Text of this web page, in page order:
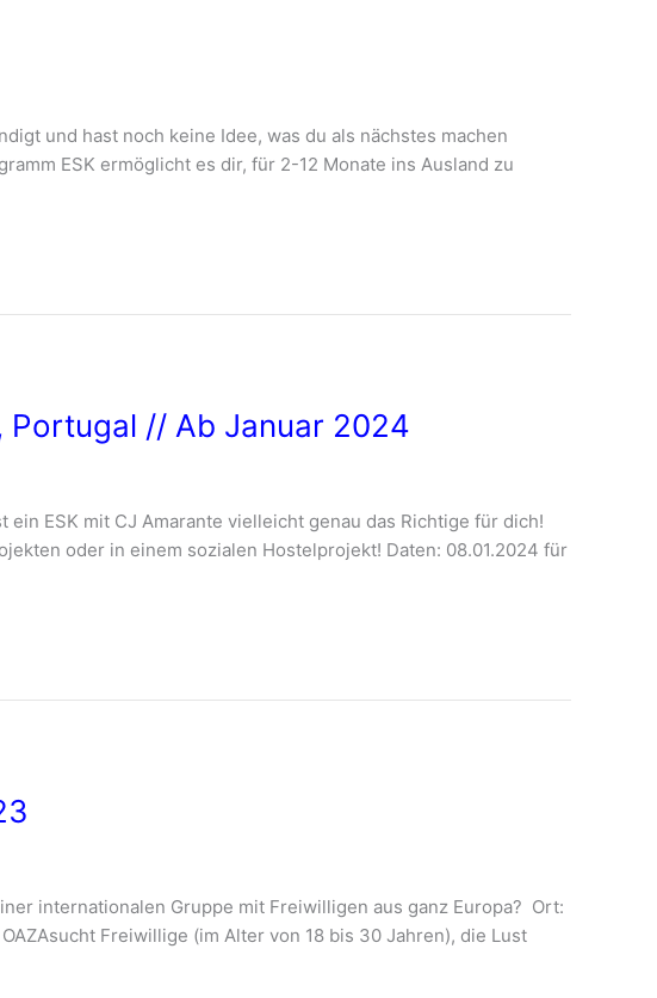
und hast noch keine Idee, was du als nächstes machen
ESK ermöglicht es dir, für 2-12 Monate ins Ausland zu
Portugal // Ab Januar 2024
ESK mit CJ Amarante vielleicht genau das Richtige für dich!
oder in einem sozialen Hostelprojekt! Daten: 08.01.2024 für
internationalen Gruppe mit Freiwilligen aus ganz Europa? Ort:
Freiwillige (im Alter von 18 bis 30 Jahren), die Lust